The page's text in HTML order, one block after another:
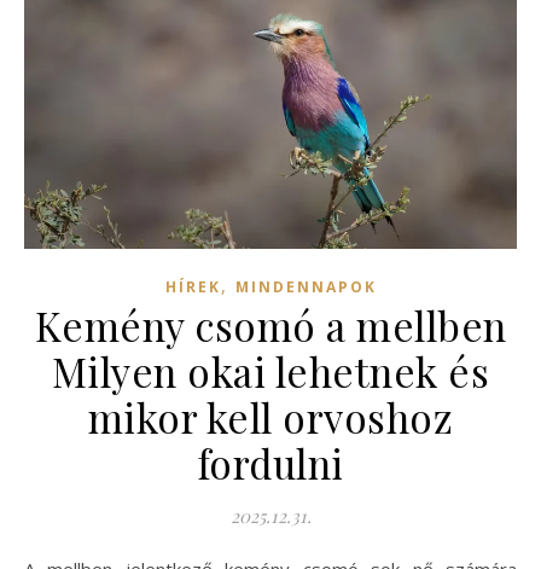
HÍREK, MINDENNAPOK
Kemény csomó a mellben
Milyen okai lehetnek és
mikor kell orvoshoz
fordulni
2025.12.31.